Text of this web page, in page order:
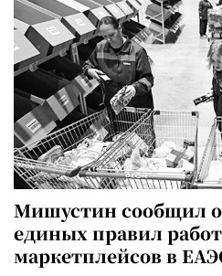
Мишустин сообщил
единых правил
маркетплейсов в